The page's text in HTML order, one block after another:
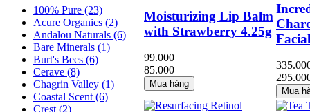
100% Pure (23)
Acure Organics (2)
Andalou Naturals (6)
Bare Minerals (1)
Burt's Bees (6)
Cerave (8)
Chagrin Valley (1)
Coastal Scent (6)
Crest (2)
Moisturizing Lip Balm
with Strawberry 4.25g
99.000
85.000
Mua hàng
Mua